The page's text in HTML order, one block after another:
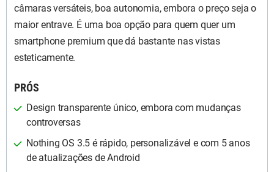
câmaras versáteis, boa autonomia, embora o preço seja o
maior entrave. É uma boa opção para quem quer um
smartphone premium que dá bastante nas vistas
esteticamente.
PRÓS
Design transparente único, embora com mudanças
controversas
Nothing OS 3.5 é rápido, personalizável e com 5 anos
de atualizações de Android